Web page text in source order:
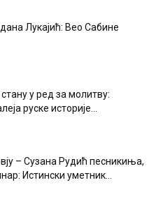
Лукајић: Вео Сабине
у ред за молитву:
руске историје...
– Сузана Рудић песникиња,
Истински уметник...